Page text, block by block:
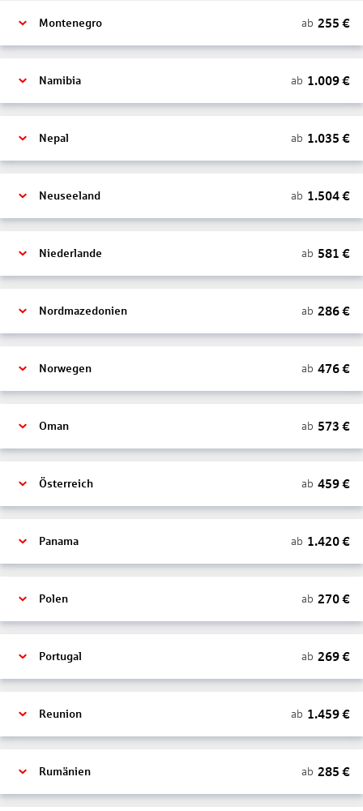
Montenegro ab 255 €
Namibia ab 1.009€
Nepal ab 1.035 €
Neuseeland ab 1.504€
Niederlande ab 581 €
Nordmazedonien ab 286€
Norwegen ab 476€
Oman ab 573 €
Österreich ab 459€
Panama ab 1.420€
Polen ab 270€
Portugal ab 269€
Reunion ab 1.459€
Rumänien ab 285 €